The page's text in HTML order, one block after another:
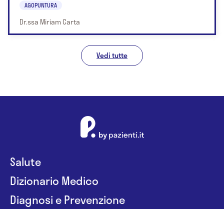
AGOPUNTURA
Dr.ssa Miriam Carta
Vedi tutte
Salute
Dizionario Medico
Diagnosi e Prevenzione